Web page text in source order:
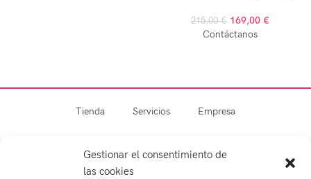
Gestionar el consentimiento de
las cookies
215,00€ 169,00 €
Contáctanos
Tienda Servicios Empresa